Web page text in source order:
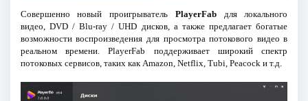
Совершенно новый проигрыватель PlayerFabдля локального
видео, DVD / Blu-ray / UHD дисков, а также предлагает богатые
возможности воспроизведения для просмотра потокового видео в
реальном времени. PlayerFab поддерживает широкий спектр
потоковых сервисов, таких как Amazon, Netflix, Tubi, Peacock и т.д.